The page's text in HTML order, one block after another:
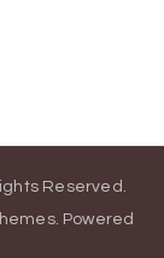
Reserved.
. Powered